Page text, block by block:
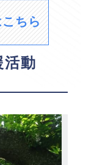
ちら
活動